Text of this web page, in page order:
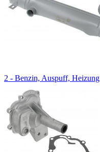
2 - Benzin, Auspuff, Heizung